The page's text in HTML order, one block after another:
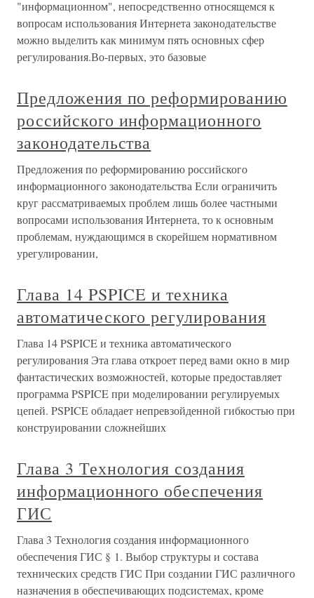
"информационном", непосредственно относящемся к
вопросам использования Интернета законодательстве
можно выделить как минимум пять основных сфер
регулирования.Во-первых, это базовые
Предложения по реформированию
российского информационного
законодательства
Предложения по реформированию российского
информационного законодательства Если ограничить
круг рассматриваемых проблем лишь более частными
вопросами использования Интернета, то к основным
проблемам, нуждающимся в скорейшем нормативном
урегулировании,
Глава 14 PSPICE и техника
автоматического регулирования
Глава 14 PSPICE и техника автоматического
регулирования Эта глава откроет перед вами окно в мир
фантастических возможностей, которые предоставляет
программа PSPICE при моделировании регулируемых
цепей. PSPICE обладает непревзойденной гибкостью при
конструировании сложнейших
Глава 3 Технология создания
информационного обеспечения
ГИС
Глава 3 Технология создания информационного
обеспечения ГИС § 1. Выбор структуры и состава
технических средств ГИС При создании ГИС различного
назначения в обеспечивающих подсистемах, кроме